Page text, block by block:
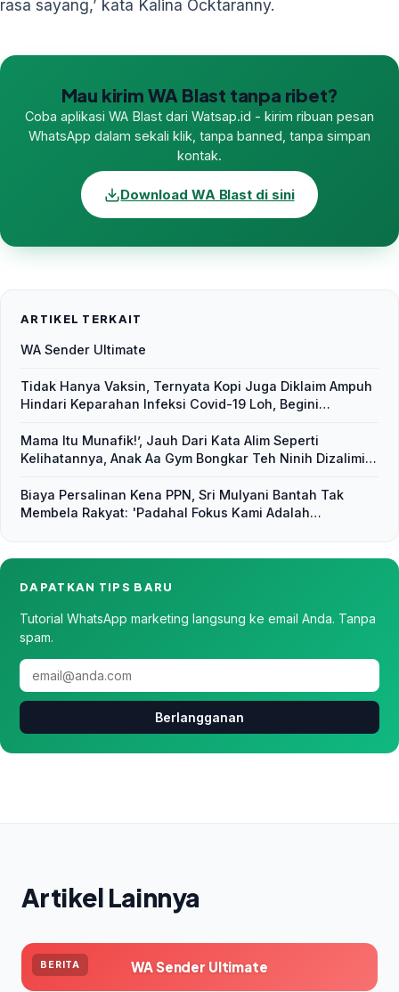
rasa sayang,’ kata Kalina Ocktaranny.
Mau kirim WA Blast tanpa ribet?
Coba aplikasi WA Blast dari Watsap.id - kirim ribuan pesan
WhatsApp dalam sekali klik, tanpa banned, tanpa simpan
kontak.
Download WA Blast di sini
ARTIKEL TERKAIT
WA Sender Ultimate
Tidak Hanya Vaksin, Ternyata Kopi Juga Diklaim Ampuh
Hindari Keparahan Infeksi Covid-19 Loh, Begini
Mama Itu Munafik!’, Jauh Dari Kata Alim Seperti
Kelihatannya, Anak Aa Gym Bongkar Teh Ninih Dizalimi
Biaya Persalinan Kena PPN, Sri Mulyani Bantah Tak
Membela Rakyat: 'Padahal Fokus Kami Adalah
DAPATKAN TIPS BARU
Tutorial WhatsApp marketing langsung ke email Anda. Tanpa
spam.
Berlangganan
Artikel Lainnya
BERITA WA Sender Ultimate